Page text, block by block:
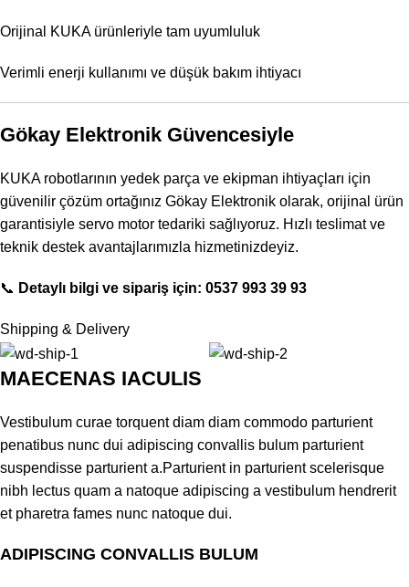
Orijinal KUKA ürünleriyle tam uyumluluk
Verimli enerji kullanımı ve düşük bakım ihtiyacı
Gökay Elektronik Güvencesiyle
KUKA robotlarının yedek parça ve ekipman ihtiyaçları için
güvenilir çözüm ortağınız Gökay Elektronik olarak, orijinal ürün
garantisiyle servo motor tedariki sağlıyoruz. Hızlı teslimat ve
teknik destek avantajlarımızla hizmetinizdeyiz.
📞 Detaylı bilgi ve sipariş için: 0537 993 39 93
Shipping & Delivery
MAECENAS IACULIS
Vestibulum curae torquent diam diam commodo parturient
penatibus nunc dui adipiscing convallis bulum parturient
suspendisse parturient a.Parturient in parturient scelerisque
nibh lectus quam a natoque adipiscing a vestibulum hendrerit
et pharetra fames nunc natoque dui.
ADIPISCING CONVALLIS BULUM